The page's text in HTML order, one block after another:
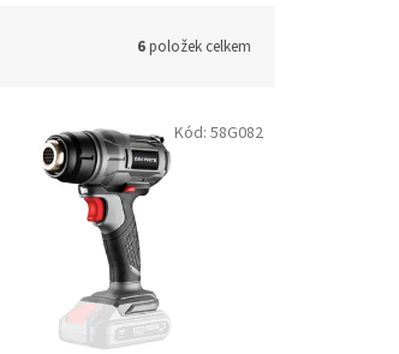
6položek celkem
Kód: 58G082